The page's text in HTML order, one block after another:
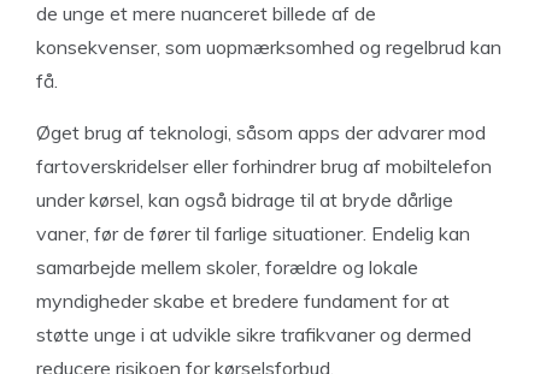
de unge et mere nuanceret billede af de
konsekvenser, som uopmærksomhed og regelbrud kan
få.
Øget brug af teknologi, såsom apps der advarer mod
fartoverskridelser eller forhindrer brug af mobiltelefon
under kørsel, kan også bidrage til at bryde dårlige
vaner, før de fører til farlige situationer. Endelig kan
samarbejde mellem skoler, forældre og lokale
myndigheder skabe et bredere fundament for at
støtte unge i at udvikle sikre trafikvaner og dermed
reducere risikoen for kørselsforbud.